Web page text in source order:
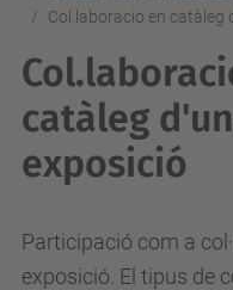
Col.laboracio en catàleg
catàleg
exposició
Participació com a
exposició. El tipus de